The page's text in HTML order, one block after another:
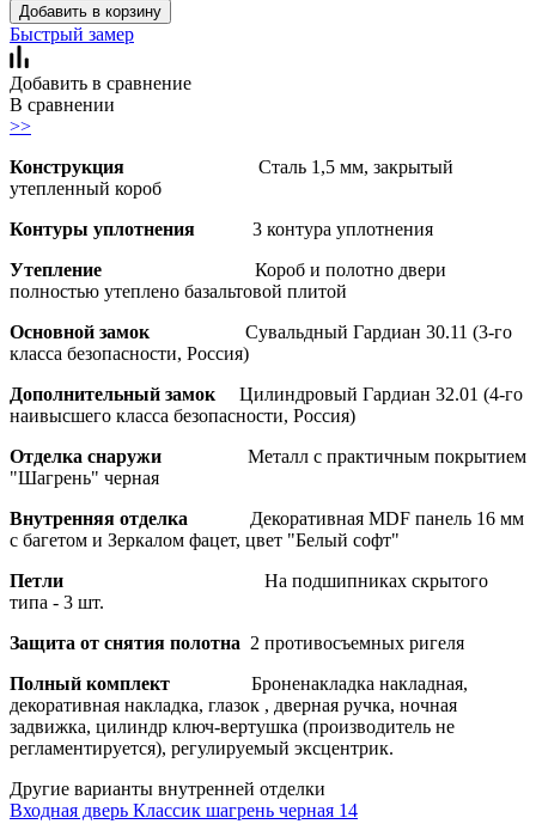
Добавить в корзину
Быстрый замер
Добавить в сравнение
В сравнении
>>
Конструкция Сталь 1,5 мм, закрытый
утепленный короб
Контуры уплотнения 3 контура уплотнения
Утепление Короб и полотно двери
полностью утеплено базальтовой плитой
Основной замок Сувальдный Гардиан 30.11 (3-го
класса безопасности, Россия)
Дополнительный замок Цилиндровый Гардиан 32.01 (4-го
наивысшего класса безопасности, Россия)
Отделка снаружи Металл с практичным покрытием
"Шагрень" черная
Внутренняя отделка Декоративная MDF панель 16 мм
с багетом и Зеркалом фацет, цвет "Белый софт"
Петли На подшипниках скрытого
типа - 3 шт.
Защита от снятия полотна 2 противосъемных ригеля
Полный комплект Броненакладка накладная,
декоративная накладка, глазок , дверная ручка, ночная
задвижка, цилиндр ключ-вертушка (производитель не
регламентируется), регулируемый эксцентрик.
Другие варианты внутренней отделки
Входная дверь Классик шагрень черная 14